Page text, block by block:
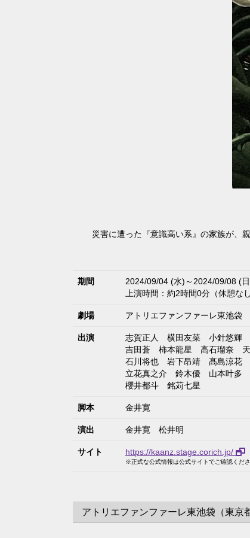
災害に遭った『意識高い系』の家族が、
期間
2024/09/04 (水)～2024/09/08 (
上演時間：約2時間0分（休憩な
劇場 アトリエファンファーレ東池袋
出演 志賀正人 横田友菜 小針悠輝
吉田蒼
柿本龍星 高石瑠奈
石川将也
岩下昂靖 髙島涼花
立花真之介
鈴木優 山本叶多
櫻井都斗
銘苅七星
脚本 金井寛
演出 金井寛 松井明
サイト https://kaanz.stage.corich.jp/
※正式な公式情報は公式サイトでご確認くださ
アトリエファンファーレ東池袋（東京